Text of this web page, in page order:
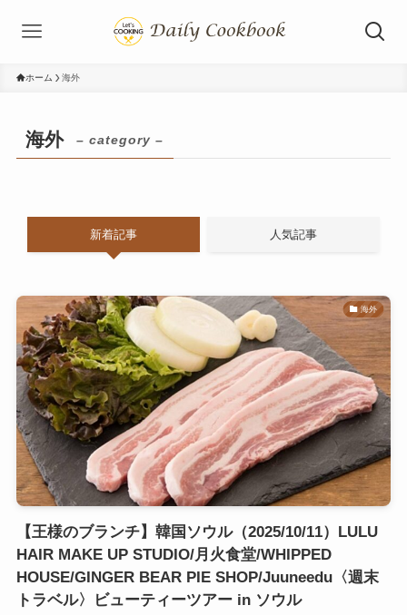
ホーム 海外
海外 – category –
新着記事 人気記事
海外
【王様のブランチ】韓国ソウル（2025/10/11）LULU
HAIR MAKE UP STUDIO/月火食堂/WHIPPED
HOUSE/GINGER BEAR PIE SHOP/Juuneedu〈週末
トラベル〉ビューティーツアー in ソウル